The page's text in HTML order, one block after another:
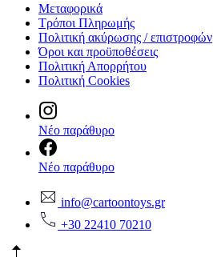
Μεταφορικά
Τρόποι Πληρωμής
Πολιτική ακύρωσης / επιστροφών
Όροι και προϋποθέσεις
Πολιτική Απορρήτου
Πολιτική Cookies
Νέο παράθυρο
Νέο παράθυρο
info@cartoontoys.gr
+30 22410 70210